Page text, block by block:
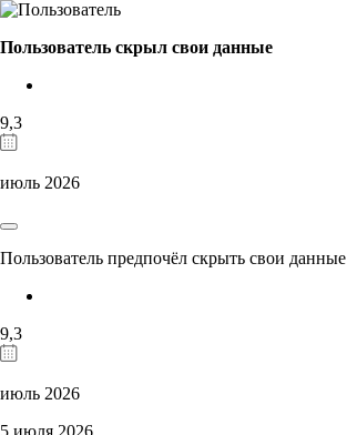
Пользователь скрыл свои данные
9,3
июль 2026
Пользователь предпочёл скрыть свои данные
9,3
июль 2026
5 июля 2026